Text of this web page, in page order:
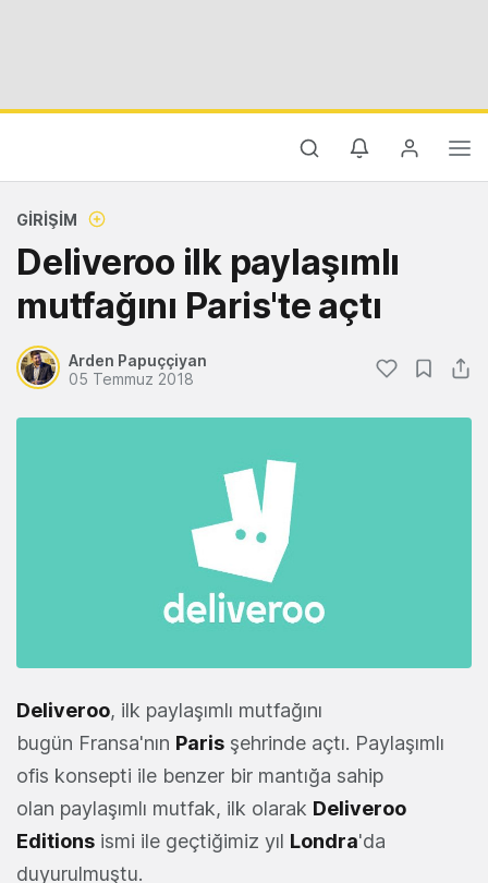
GIRIŞIM
Deliveroo ilk paylaşımlı
mutfağını Paris'te açtı
Arden Papuççiyan
05 Temmuz 2018
Deliveroo, ilk paylaşımlı mutfağını
bugün Fransa'nın Paris şehrinde açtı. Paylaşımlı
ofis konsepti ile benzer bir mantığa sahip
olan paylaşımlı mutfak, ilk olarak Deliveroo
Editions ismi ile geçtiğimiz yıl Londra'da
duyurulmuştu.